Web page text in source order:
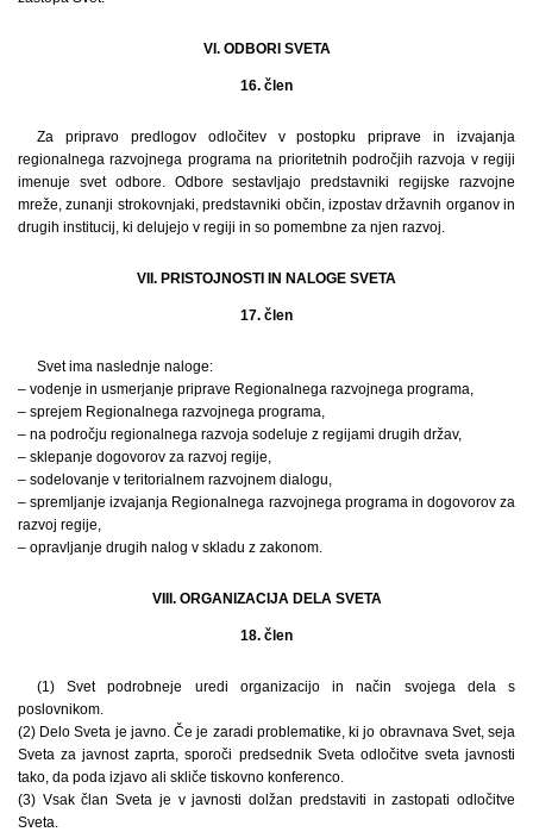
VI. ODBORI SVETA
16. člen
Za pripravo predlogov odločitev v postopku priprave in izvajanja
regionalnega razvojnega programa na prioritetnih področjih razvoja v regiji
imenuje svet odbore. Odbore sestavljajo predstavniki regijske razvojne
mreže, zunanji strokovnjaki, predstavniki občin, izpostav državnih organov in
drugih institucij, ki delujejo v regiji in so pomembne za njen razvoj.
VII. PRISTOJNOSTI IN NALOGE SVETA
17. člen
Svet ima naslednje naloge:
– vodenje in usmerjanje priprave Regionalnega razvojnega programa,
– sprejem Regionalnega razvojnega programa,
– na področju regionalnega razvoja sodeluje z regijami drugih držav,
– sklepanje dogovorov za razvoj regije,
– sodelovanje v teritorialnem razvojnem dialogu,
– spremljanje izvajanja Regionalnega razvojnega programa in dogovorov za
razvoj regije,
– opravljanje drugih nalog v skladu z zakonom.
VIII. ORGANIZACIJA DELA SVETA
18. člen
(1) Svet podrobneje uredi organizacijo in način svojega dela s
poslovnikom.
(2) Delo Sveta je javno. Če je zaradi problematike, ki jo obravnava Svet, seja
Sveta za javnost zaprta, sporoči predsednik Sveta odločitve sveta javnosti
tako, da poda izjavo ali skliče tiskovno konferenco.
(3) Vsak član Sveta je v javnosti dolžan predstaviti in zastopati odločitve
Sveta.